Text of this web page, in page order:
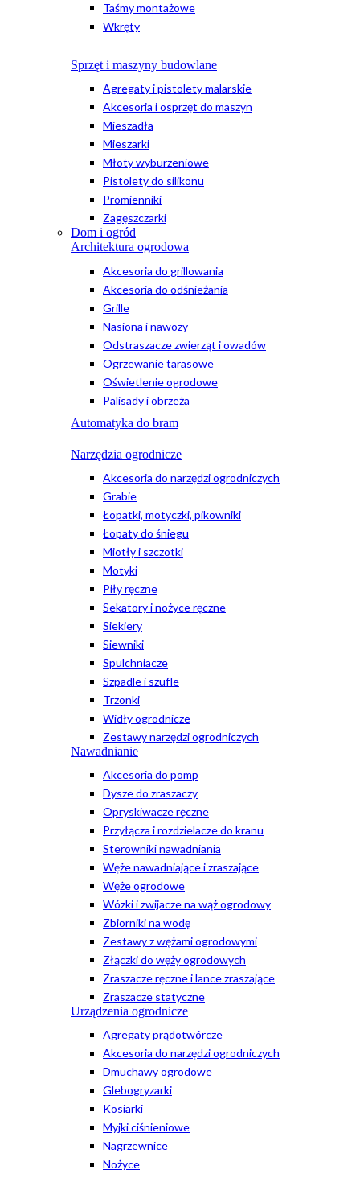
Taśmy montażowe
Wkręty
Sprzęt i maszyny budowlane
Agregaty i pistolety malarskie
Akcesoria i osprzęt do maszyn
Mieszadła
Mieszarki
Młoty wyburzeniowe
Pistolety do silikonu
Promienniki
Zagęszczarki
Dom i ogród
Architektura ogrodowa
Akcesoria do grillowania
Akcesoria do odśnieżania
Grille
Nasiona i nawozy
Odstraszacze zwierząt i owadów
Ogrzewanie tarasowe
Oświetlenie ogrodowe
Palisady i obrzeża
Automatyka do bram
Narzędzia ogrodnicze
Akcesoria do narzędzi ogrodniczych
Grabie
Łopatki, motyczki, pikowniki
Łopaty do śniegu
Miotły i szczotki
Motyki
Piły ręczne
Sekatory i nożyce ręczne
Siekiery
Siewniki
Spulchniacze
Szpadle i szufle
Trzonki
Widły ogrodnicze
Zestawy narzędzi ogrodniczych
Nawadnianie
Akcesoria do pomp
Dysze do zraszaczy
Opryskiwacze ręczne
Przyłącza i rozdzielacze do kranu
Sterowniki nawadniania
Węże nawadniające i zraszające
Węże ogrodowe
Wózki i zwijacze na wąż ogrodowy
Zbiorniki na wodę
Zestawy z wężami ogrodowymi
Złączki do węży ogrodowych
Zraszacze ręczne i lance zraszające
Zraszacze statyczne
Urządzenia ogrodnicze
Agregaty prądotwórcze
Akcesoria do narzędzi ogrodniczych
Dmuchawy ogrodowe
Glebogryzarki
Kosiarki
Myjki ciśnieniowe
Nagrzewnice
Nożyce